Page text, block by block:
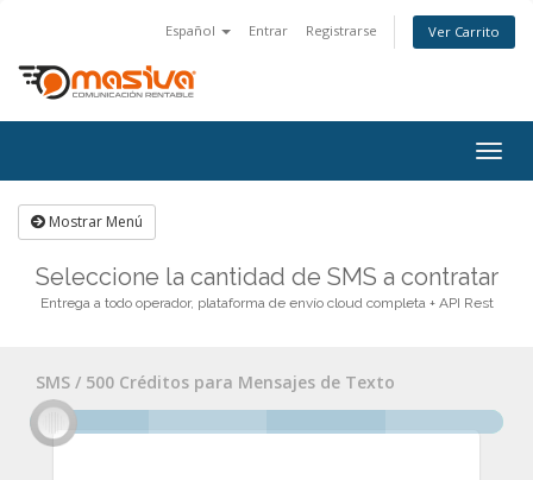
Español Entrar Registrarse Ver Carrito
Mostrar Menú
Seleccione la cantidad de SMS a contratar
Entrega a todo operador, plataforma de envío cloud completa + API Rest
SMS / 500 Créditos para Mensajes de Texto